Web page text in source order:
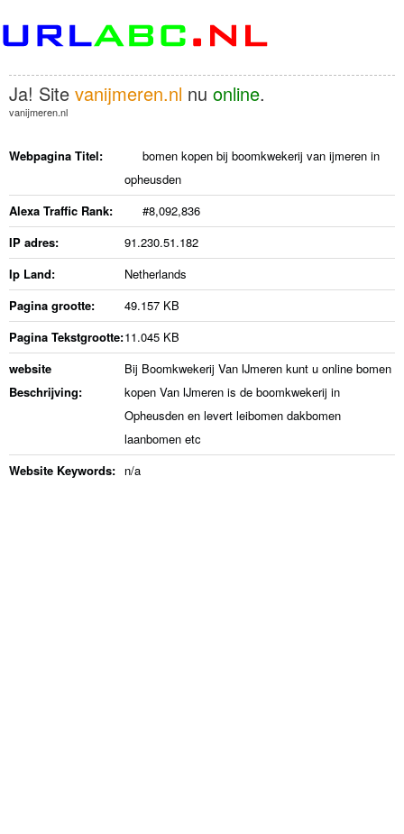
Ja! Site vanijmeren.nl nu online.
vanijmeren.nl
Webpagina Titel:
bomen kopen bij boomkwekerij van ijmeren in
opheusden
Alexa Traffic Rank:
#8,092,836
IP adres:
91.230.51.182
Ip Land:
Netherlands
Pagina grootte:
49.157 KB
Pagina Tekstgrootte:11.045 KB
website
Beschrijving:
Bij Boomkwekerij Van IJmeren kunt u online bomen
kopen Van IJmeren is de boomkwekerij in
Opheusden en levert leibomen dakbomen
laanbomen etc
Website Keywords: n/a